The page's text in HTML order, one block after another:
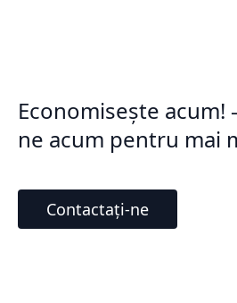
Economisește acum!
ne acum pentru mai
Contactați-ne